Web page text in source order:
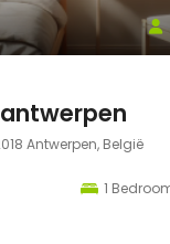
Antwerpen, België
1